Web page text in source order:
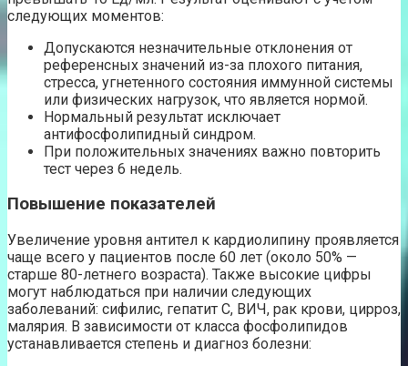
следующих моментов:
Допускаются незначительные отклонения от
референсных значений из-за плохого питания,
стресса, угнетенного состояния иммунной системы
или физических нагрузок, что является нормой.
Нормальный результат исключает
антифосфолипидный синдром.
При положительных значениях важно повторить
тест через 6 недель.
Повышение показателей
Увеличение уровня антител к кардиолипину проявляется
чаще всего у пациентов после 60 лет (около 50% —
старше 80-летнего возраста). Также высокие цифры
могут наблюдаться при наличии следующих
заболеваний: сифилис, гепатит С, ВИЧ, рак крови, цирроз,
малярия. В зависимости от класса фосфолипидов
устанавливается степень и диагноз болезни: